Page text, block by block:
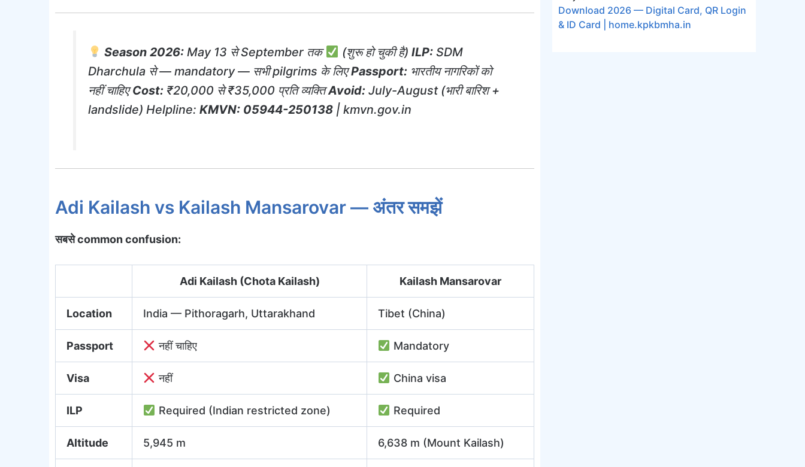
Season 2026: May 13 से September तक (शुरू हो चुकी है) ILP:SDM
Dharchula से — mandatory — सभी pilgrims के लिएPassport:भारतीय नागरिकों को
नहीं चाहिएCost:₹20,000 से ₹35,000 प्रति व्यक्तिAvoid:July-August (भारी बारिश +
landslide) Helpline: KMVN: 05944-250138| kmvn.gov.in
Adi Kailash vs Kailash Mansarovar — अंतर समझें
सबसे common confusion:
Adi Kailash (Chota Kailash) Kailash Mansarovar
Location India — Pithoragarh, Uttarakhand Tibet (China)
Passport नहीं चाहिए Mandatory
Visa नहीं China visa
ILP Required (Indian restricted zone) Required
Altitude 5,945 m 6,638 m (Mount Kailash)
Download 2026 — Digital Card, QR Login
& ID Card | home.kpkbmha.in